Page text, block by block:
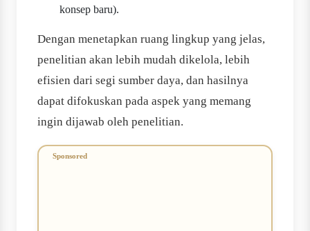
konsep baru).
Dengan menetapkan ruang lingkup yang jelas,
penelitian akan lebih mudah dikelola, lebih
efisien dari segi sumber daya, dan hasilnya
dapat difokuskan pada aspek yang memang
ingin dijawab oleh penelitian.